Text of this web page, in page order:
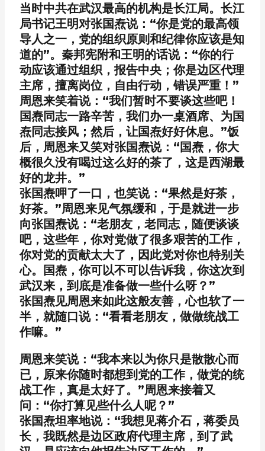
当时中共在武汉最高的机构是长江局。长江
局书记王明对张国焘说：“你是党的最高领
导人之一，党的组织原则和纪律你应该是知
道的”。秦邦宪附和王明的话说：“你的行
动应该通过组织，报告中央；你是边区代理
主席，擅离岗位，自由行动，错误严重！”
周恩来笑着说：“我们暂时不要谈这些吧！
国焘同志一路辛苦，我们办一桌酒席、为国
焘同志接风；然后，让国焘好好休息。”饭
后，周恩来又笑对张国焘说：“国焘，你大
概很久没有喝过这么好的茶了，这是西湖最
好的龙井。”
张国焘呷了一口，也笑说：“果然是好茶，
好茶。”周恩来见气氛缓和，于是就进一步
向张国焘说：“老朋友，老同志，随便谈谈
吧，这些年，你对党做了很多艰苦的工作，
你对党的贡献太大了，因此党对你也特别关
心。国焘，你可以不可以告诉我，你这次到
武汉来，到底是准备做一些什么呀？”
张国焘见周恩来如此这般友善，心也软了一
半，就随口说：“看看老朋友，做做统战工
作嘛。”
周恩来笑说：“我本来以为你只是散散心而
已，原来你随时都想到党的工作，做党的统
战工作，真是太好了。”周恩来接着又
问：“你打算见些什么人呢？”
张国焘坦率地说：“我想见蒋介石，蒋委员
长，我既然是边区政府代理主席，到了武